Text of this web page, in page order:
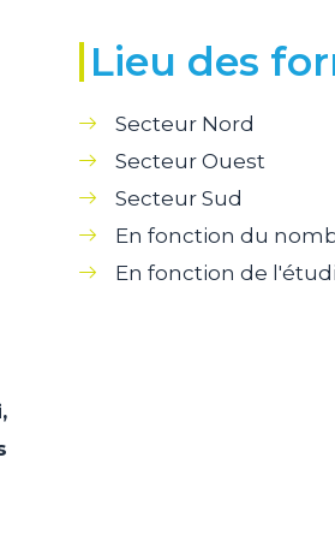
Lieu des
Secteur Nord
Secteur Ouest
Secteur Sud
En fonction du
En fonction de